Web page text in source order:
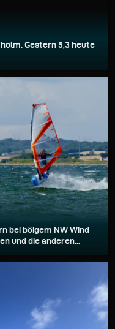
Gestern 5,3 heute
bei böigem NW Wind
und die anderen...